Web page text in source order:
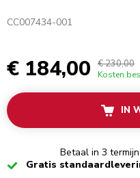
CC007434-001
€ 184,00 € 230,00
Kosten
IN
Betaal in 3
Checked
Gratis